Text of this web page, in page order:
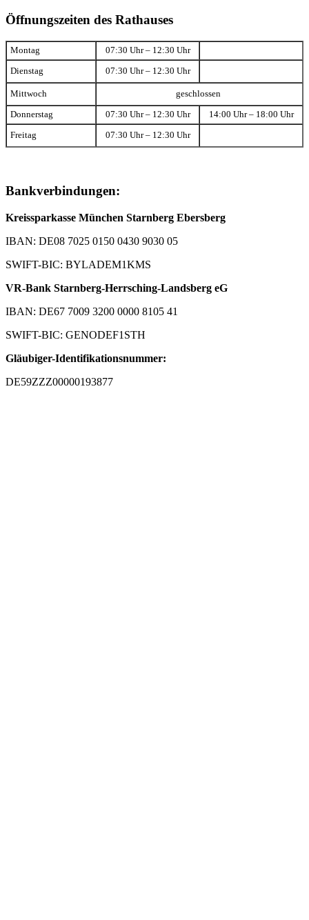
Öffnungszeiten des Rathauses
Montag 07:30 Uhr – 12:30 Uhr
Dienstag 07:30 Uhr – 12:30 Uhr
Mittwoch geschlossen
Donnerstag 07:30 Uhr – 12:30 Uhr 14:00 Uhr – 18:00 Uhr
Freitag 07:30 Uhr – 12:30 Uhr
Bankverbindungen:
Kreissparkasse München Starnberg Ebersberg
IBAN: DE08 7025 0150 0430 9030 05
SWIFT-BIC: BYLADEM1KMS
VR-Bank Starnberg-Herrsching-Landsberg eG
IBAN: DE67 7009 3200 0000 8105 41
SWIFT-BIC: GENODEF1STH
Gläubiger-Identifikationsnummer:
DE59ZZZ00000193877